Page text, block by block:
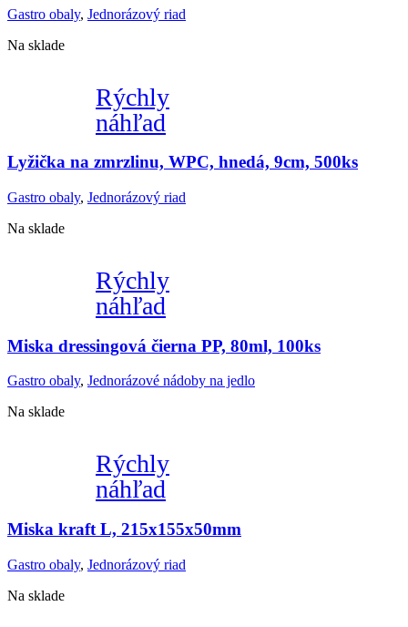
Gastro obaly, Jednorázový riad
Na sklade
Rýchly
náhľad
Lyžička na zmrzlinu, WPC, hnedá, 9cm, 500ks
Gastro obaly, Jednorázový riad
Na sklade
Rýchly
náhľad
Miska dressingová čierna PP, 80ml, 100ks
Gastro obaly, Jednorázové nádoby na jedlo
Na sklade
Rýchly
náhľad
Miska kraft L, 215x155x50mm
Gastro obaly, Jednorázový riad
Na sklade